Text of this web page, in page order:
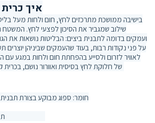
איך
בישיבה ממושכת מתרכזים לחץ, חום ולחות מעל
שילוב שמגביר את הסיכון לפצעי לחץ. המשטח
ועמקים בדומה לתבנית ביצים: הבליטות נושאות את
על פני נקודות רבות, בעוד שהעמקים שביניהן יוצרים
לאוויר לזרום ולסייע בהפחתת חום ולחות במגע עם
חומר: ספוג מבוקע בצורת